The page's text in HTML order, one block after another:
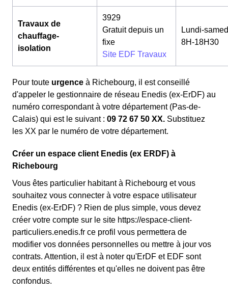
Travaux de
chauffage-
isolation
3929
Gratuit depuis un
fixe
Site EDF Travaux
Lundi-
8H-18H30
Pour toute urgence à Richebourg, il est conseillé
d'appeler le gestionnaire de réseau Enedis (ex-ErDF) au
numéro correspondant à votre département (Pas-de-
Calais) qui est le suivant : 09 72 67 50 XX. Substituez
les XX par le numéro de votre département.
Créer un espace client Enedis (ex ERDF) à
Richebourg
Vous êtes particulier habitant à Richebourg et vous
souhaitez vous connecter à votre espace utilisateur
Enedis (ex-ErDF) ? Rien de plus simple, vous devez
créer votre compte sur le site https://espace-client-
particuliers.enedis.fr ce profil vous permettera de
modifier vos données personnelles ou mettre à jour vos
contrats. Attention, il est à noter qu'ErDF et EDF sont
deux entités différentes et qu'elles ne doivent pas être
confondus.